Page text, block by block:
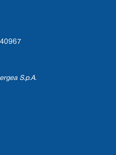
S.p.A.